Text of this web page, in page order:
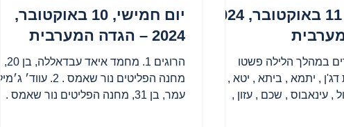
יום שישי, 11 באוקטובר, 2024
במהלך הלילה פשטו
דג'ן , יתמא , ביתא , יטא ,
, עינאבוס , שכם , עזון ,
יום חמישי, 10 באוקטובר,
2024 – הגדה המערבית
הרוגים 1. מחמד איאד עבדאללה, בן 20,
מחנה הפליטים נור שאמס . 2. עווד׳ ג׳מיל
עמר, בן 31, מחנה הפליטים נור שאמס .